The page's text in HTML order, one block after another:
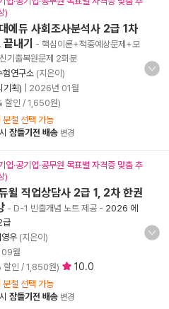
)
듀 사회조사분석사 2급 1차
내기
- 핵심이론+적중예상문제+모
기출복원문제 2회분
험연구소 (지은이)
기획)
2026년 01월
할인 / 1,650원)
분철 선택 가능
잠들기전 배송 변경
업·공기업·공무원 목표별 자격증 맞춤 추
)
직업상담사 2급 1, 2차 한권
- D-1 빈출개념 노트 제공 - 2026 에
급
우 (지은이)
월
할인 / 1,850원) 10.0
분철 선택 가능
잠들기전 배송 변경